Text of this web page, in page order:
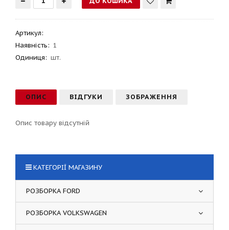
Артикул:
Наявність: 1
Одиниця: шт.
ОПИС ВІДГУКИ ЗОБРАЖЕННЯ
Опис товару відсутній
КАТЕГОРІЇ МАГАЗИНУ
РОЗБОРКА FORD
РОЗБОРКА VOLKSWAGEN